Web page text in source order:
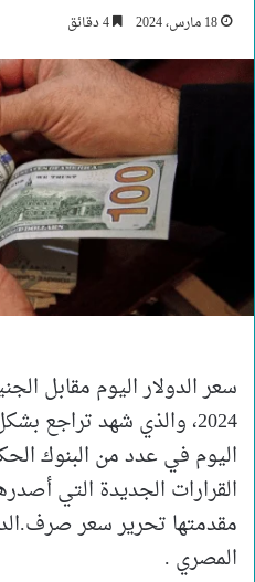
18 مارس، 2024
2024، والذي شهد تراجع
اليوم في عدد من البنوك
القرارات الجديدة التي
مقدمتها تحرير سعر
المصري .